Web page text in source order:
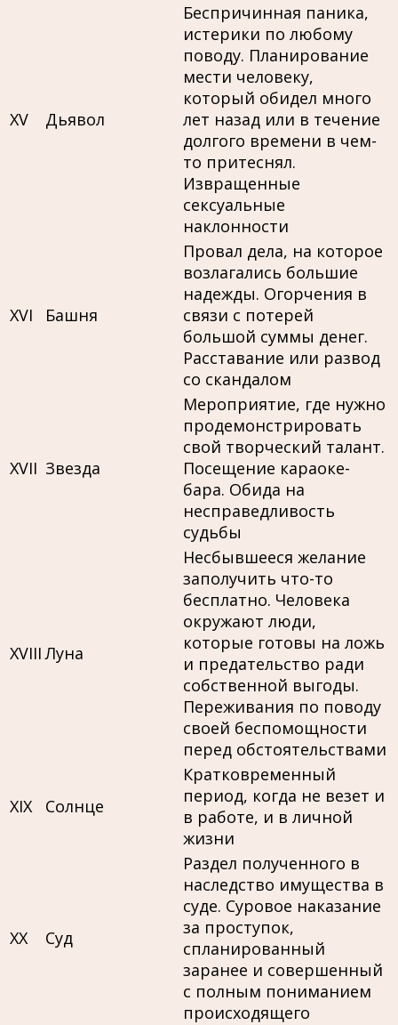
XV Дьявол
Беспричинная паника,
истерики по любому
поводу. Планирование
мести человеку,
который обидел много
лет назад или в течение
долгого времени в чем-
то притеснял.
Извращенные
сексуальные
наклонности
XVI Башня
Провал дела, на которое
возлагались большие
надежды. Огорчения в
связи с потерей
большой суммы денег.
Расставание или развод
со скандалом
XVII Звезда
Мероприятие, где нужно
продемонстрировать
свой творческий талант.
Посещение караоке-
бара. Обида на
несправедливость
судьбы
XVIII Луна
Несбывшееся желание
заполучить что-то
бесплатно. Человека
окружают люди,
которые готовы на ложь
и предательство ради
собственной выгоды.
Переживания по поводу
своей беспомощности
перед обстоятельствами
XIX Солнце
Кратковременный
период, когда не везет и
в работе, и в личной
жизни
XX Суд
Раздел полученного в
наследство имущества в
суде. Суровое наказание
за проступок,
спланированный
заранее и совершенный
с полным пониманием
происходящего